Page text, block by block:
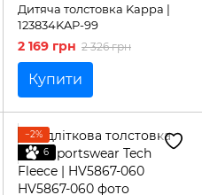
Дитяча толстовка Kappa |
123834KAP-99
2 169 грн 2 326 грн
Купити
−2%
6